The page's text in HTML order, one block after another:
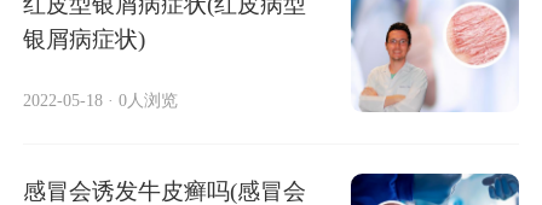
银屑病症状)
2022-05-18 · 0人浏览
感冒会诱发牛皮癣吗(感冒会